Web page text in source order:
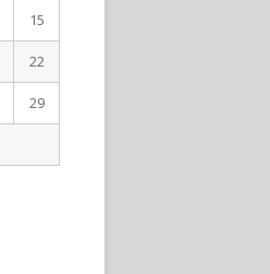
15
22
29